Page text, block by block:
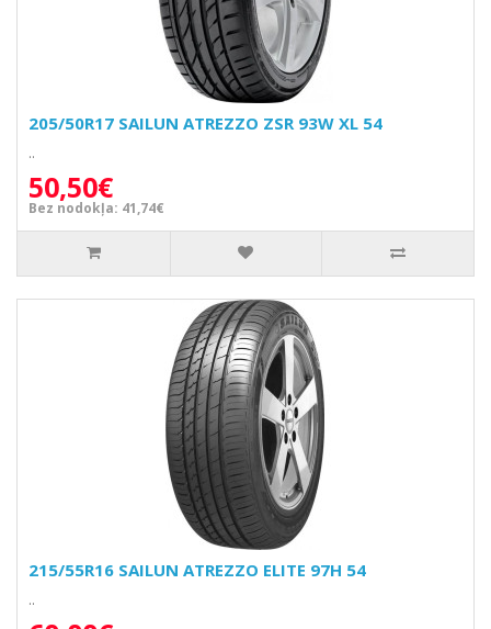
205/50R17 SAILUN ATREZZO ZSR 93W XL 54
..
50,50€
Bez nodokļa: 41,74€
215/55R16 SAILUN ATREZZO ELITE 97H 54
..